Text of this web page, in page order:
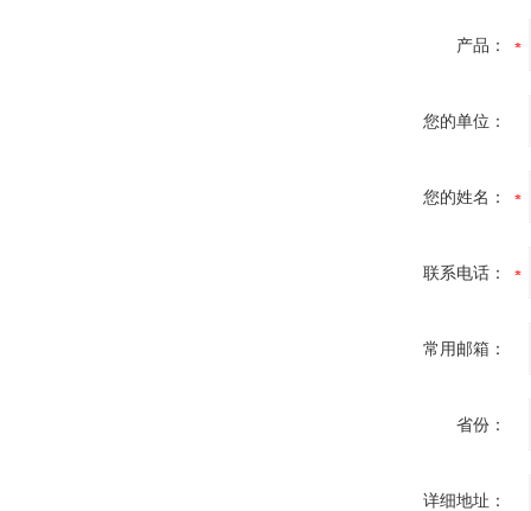
产品：
您的单位：
您的姓名：
联系电话：
常用邮箱：
省份：
详细地址：